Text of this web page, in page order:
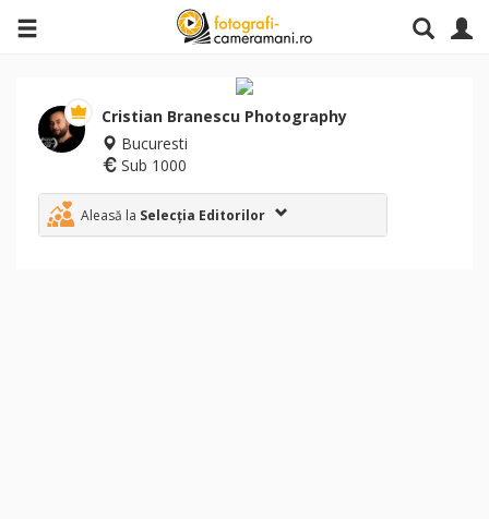
Cristian Branescu Photography
Bucuresti
Sub 1000
Aleasă la Selecția Editorilor